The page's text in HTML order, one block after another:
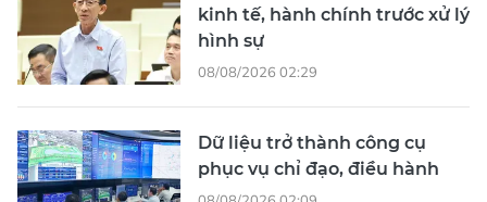
kinh tế, hành chính trước xử lý
hình sự
08/08/2026 02:29
Dữ liệu trở thành công cụ
phục vụ chỉ đạo, điều hành